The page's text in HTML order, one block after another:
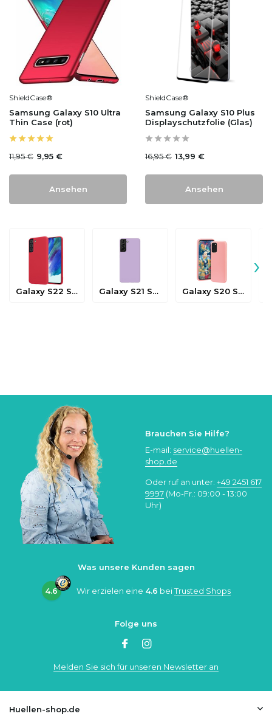
ShieldCase®
Samsung Galaxy S10 Ultra
Thin Case (rot)
11,95 € 9,95 €
Ansehen
ShieldCase®
Samsung Galaxy S10 Plus
Displayschutzfolie (Glas)
16,95 € 13,99 €
Ansehen
Galaxy S22 Serie Galaxy S21 Serie Galaxy S20 Serie
›
Brauchen Sie Hilfe?
E-mail: service@huellen-
shop.de
Oder ruf an unter: +49 2451 617
9997 (Mo-Fr.: 09:00 - 13:00
Uhr)
Was unsere Kunden sagen
4.6 Wir erzielen eine 4.6 beiTrusted Shops
Folge uns
Melden Sie sich für unseren Newsletter an
Huellen-shop.de